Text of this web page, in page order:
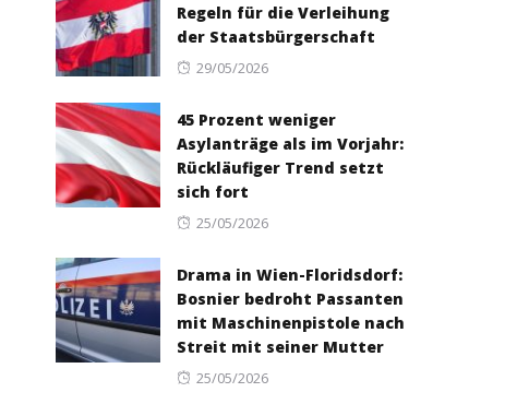
Regeln für die Verleihung
der Staatsbürgerschaft
Posted
29/05/2026
45 Prozent weniger
Asylanträge als im Vorjahr:
Rückläufiger Trend setzt
sich fort
Posted
25/05/2026
Drama in Wien-Floridsdorf:
Bosnier bedroht Passanten
mit Maschinenpistole nach
Streit mit seiner Mutter
Posted
25/05/2026